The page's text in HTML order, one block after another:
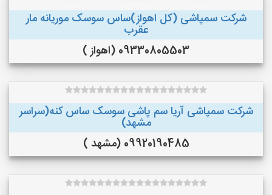
شرکت سمپاشی (کل اهواز)ساس سوسک موریانه مار
عقرب
09330805503 (اهواز )
شرکت سمپاشی آریا سم پاشی سوسک ساس کنه(سراسر
مشهد)
09920190485 (مشهد )